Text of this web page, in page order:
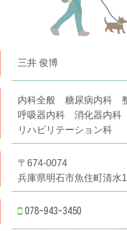
三井 俊博
内科全般 糖尿病内科
呼吸器内科 消化器内
リハビリテーション科
〒674-0074
兵庫県明石市魚住町清水
078-943-3450